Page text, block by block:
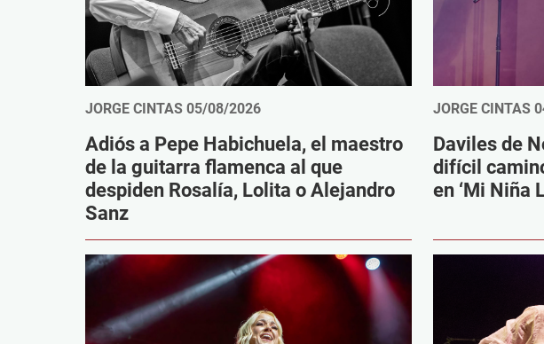
JORGE CINTAS 05/08/2026
Adiós a Pepe Habichuela, el maestro
de la guitarra flamenca al que
despiden Rosalía, Lolita o Alejandro
Sanz
JORGE CINTAS
Daviles de
difícil
en ‘Mi Niña